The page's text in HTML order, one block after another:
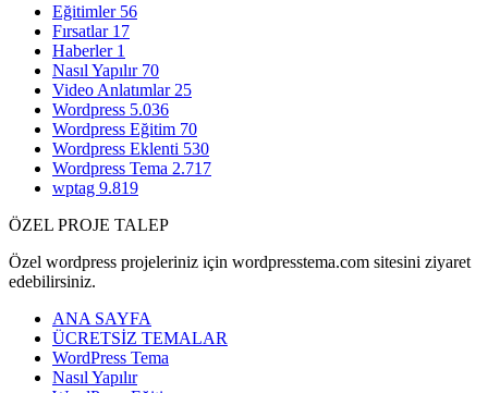
Eğitimler 56
Fırsatlar 17
Haberler 1
Nasıl Yapılır 70
Video Anlatımlar 25
Wordpress 5.036
Wordpress Eğitim 70
Wordpress Eklenti 530
Wordpress Tema 2.717
wptag 9.819
ÖZEL PROJE TALEP
Özel wordpress projeleriniz için wordpresstema.com sitesini ziyaret
edebilirsiniz.
ANA SAYFA
ÜCRETSİZ TEMALAR
WordPress Tema
Nasıl Yapılır